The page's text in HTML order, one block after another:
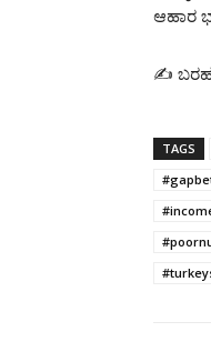
ಆಹಾರ
✍ ಬರಹ:
TAGS